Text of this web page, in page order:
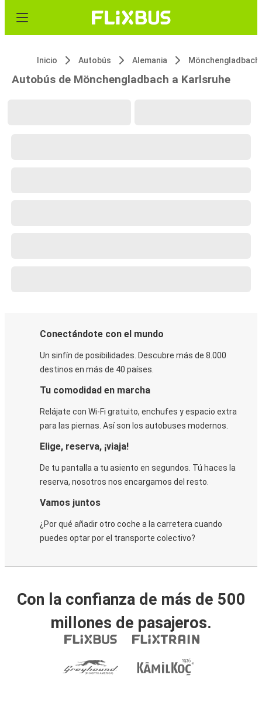
Inicio Autobús Alemania Mönchengladbach
Autobús de Mönchengladbach a Karlsruhe
Conectándote con el mundo
Un sinfín de posibilidades. Descubre más de 8.000
destinos en más de 40 países.
Tu comodidad en marcha
Relájate con Wi-Fi gratuito, enchufes y espacio extra
para las piernas. Así son los autobuses modernos.
Elige, reserva, ¡viaja!
De tu pantalla a tu asiento en segundos. Tú haces la
reserva, nosotros nos encargamos del resto.
Vamos juntos
¿Por qué añadir otro coche a la carretera cuando
puedes optar por el transporte colectivo?
Con la confianza de más de 500
millones de pasajeros.